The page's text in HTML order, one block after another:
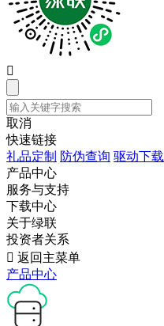

取消
快速链接
礼品定制 防伪查询 驱动下载
产品中心
服务与支持
下载中心
关于绿联
投资者关系
 返回主菜单
产品中心